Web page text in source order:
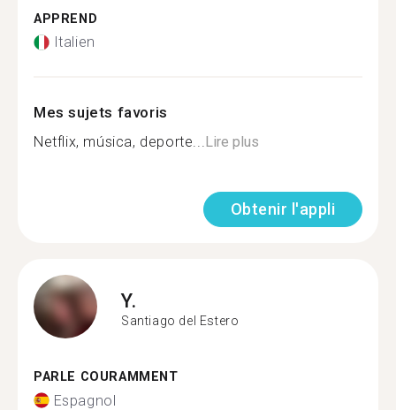
APPREND
Italien
Mes sujets favoris
Netflix, música, deporte...Lire plus
Obtenir l'appli
Y.
Santiago del Estero
PARLE COURAMMENT
Espagnol